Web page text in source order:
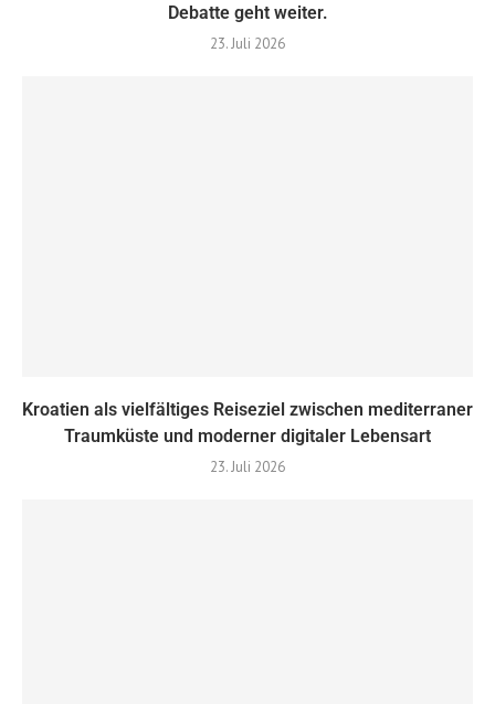
Debatte geht weiter.
23. Juli 2026
Kroatien als vielfältiges Reiseziel zwischen mediterraner
Traumküste und moderner digitaler Lebensart
23. Juli 2026